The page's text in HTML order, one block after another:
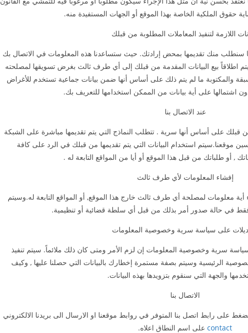
حقوق الملكية الخاصة بهذا الموقع أو الجهات المستفيدة منه.
اللازمة لتنفيذ المعاملات المطلوبة من قبلك
سنطلب منك تقديمها بمحض إرادتك. حيث ستساعدنا هذه المعلومات في الاتصال بك
اطلاقاً بيع البيانات المقدمة من قبلك إلى أي طرف ثالث بغرض تسويقها لمصلحته
والمكتوبة ما لم يتم ذلك على أساس أنها ضمن بيانات جماعية تستخدم للأغراض
اشتمالها على أية بيانات من الممكن استخدامها للتعريف بك.
عند الاتصال بنا
قبلك على أساس أنها سرية . تتطلب النماذج التي يتم تقديمها مباشرة على الشبكة
موقعنا.سيتم استخدام البيانات التي يتم تقديمها من قبلك في الرد على كافة
, أو طلباتك من قبل هذا الموقع أو أيا من المواقع التابعة له .
إفشاء المعلومات لأي طرف ثالث
أية معلومات لمصلحة أي طرف ثالث خارج هذا الموقع, أو المواقع التابعة له.وسيتم
في حالة صدور أمر بذلك من قبل أي سلطة قضائية أو تنظيمية.
على سياسة سرية وخصوصية المعلومات
سرية وخصوصية المعلومات إن لزم الأمر ومتى كان ذلك ملائماً. سيتم تنفيذ
الرئيسية وسيتم بصفة مستمرة إخطارك بالبيانات التي حصلنا عليها , وكيف
والجهة التي سنقوم بتزويدها بهذه البيانات.
الاتصال بنا
على رابط اتصل بنا المتوفر في روابط موقعنا او الارسال الى بريدنا الالكتروني
contact على اسم النطاق اعلاه.